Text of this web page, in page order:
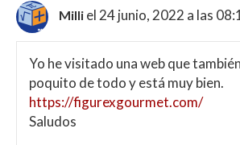
Milli el 24 junio, 2022 a las
Yo he visitado una web que
poquito de todo y está muy bien.
https://figurexgourmet.com/
Saludos